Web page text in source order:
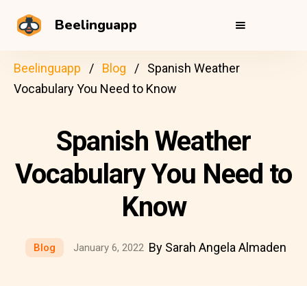
Beelinguapp
Beelinguapp Blog
Spanish Weather
Vocabulary You Need to Know
Spanish Weather
Vocabulary You Need to
Know
Blog January 6, 2022 By Sarah Angela Almaden